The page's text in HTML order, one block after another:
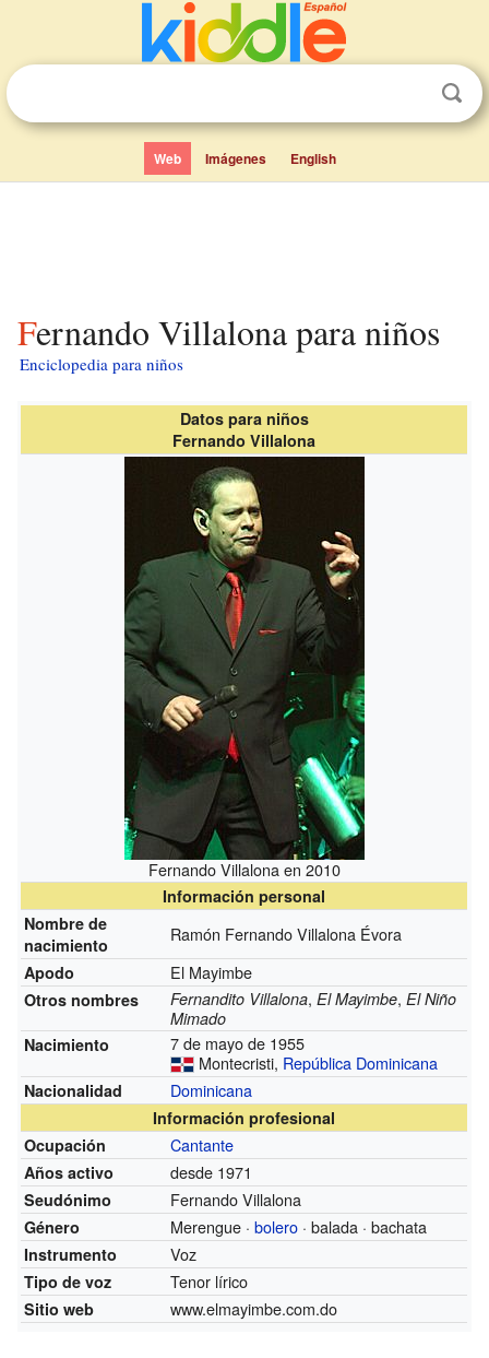
Web Imágenes English
Fernando Villalona para niños
Enciclopedia para niños
Datos para niños
Fernando Villalona
Fernando Villalona en 2010
Información personal
Nombre de
nacimiento
Ramón Fernando Villalona Évora
Apodo El Mayimbe
Otros nombres Fernandito Villalona,El Mayimbe,El Niño
Mimado
Nacimiento
7 de mayo de 1955
Montecristi, República Dominicana
Nacionalidad Dominicana
Información profesional
Ocupación
Cantante
Años activo desde 1971
Seudónimo Fernando Villalona
Género Merengue ·bolero · balada · bachata
Instrumento Voz
Tipo de voz Tenor lírico
Sitio web www.elmayimbe.com.do